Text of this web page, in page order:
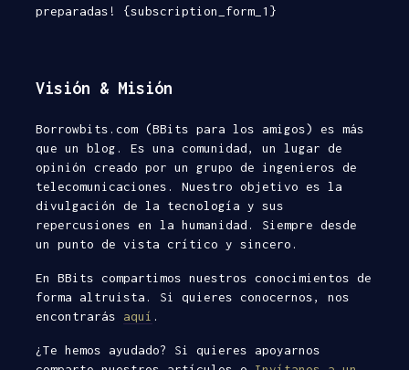
preparadas! {subscription_form_1}
Visión & Misión
Borrowbits.com (BBits para los amigos) es más
que un blog. Es una comunidad, un lugar de
opinión creado por un grupo de ingenieros de
telecomunicaciones. Nuestro objetivo es la
divulgación de la tecnología y sus
repercusiones en la humanidad. Siempre desde
un punto de vista crítico y sincero.
En BBits compartimos nuestros conocimientos de
forma altruista. Si quieres conocernos, nos
encontrarás aquí .
¿Te hemos ayudado? Si quieres apoyarnos